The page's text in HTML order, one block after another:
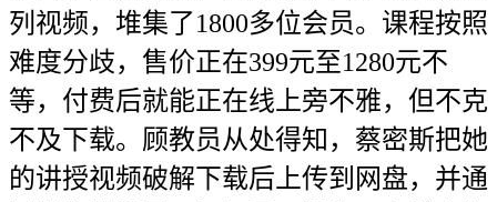
列视频，堆集了1800多位会员。课程按照
难度分歧，售价正在399元至1280元不
等，付费后就能正在线上旁不雅，但不克
不及下载。顾教员从处得知，蔡密斯把她
的讲授视频破解下载后上传到网盘，并通